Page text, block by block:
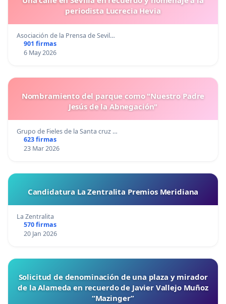
periodista Lucrecia Hevia
Asociación de la Prensa de Sevil…
901 firmas
6 May 2026
Nombramiento del parque como "Nuestro Padre
Jesús de la Abnegación"
Grupo de Fieles de la Santa cruz …
623 firmas
23 Mar 2026
Candidatura La Zentralita Premios Meridiana
La Zentralita
570 firmas
20 Jan 2026
Solicitud de denominación de una plaza y mirador
de la Alameda en recuerdo de Javier Vallejo Muñoz
“Mazinger”